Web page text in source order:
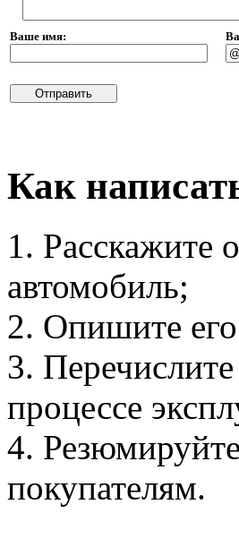
Ваше имя:
Как
1. Расскажите
автомобиль;
2. Опишите
3.
процессе
4.
покупателям.